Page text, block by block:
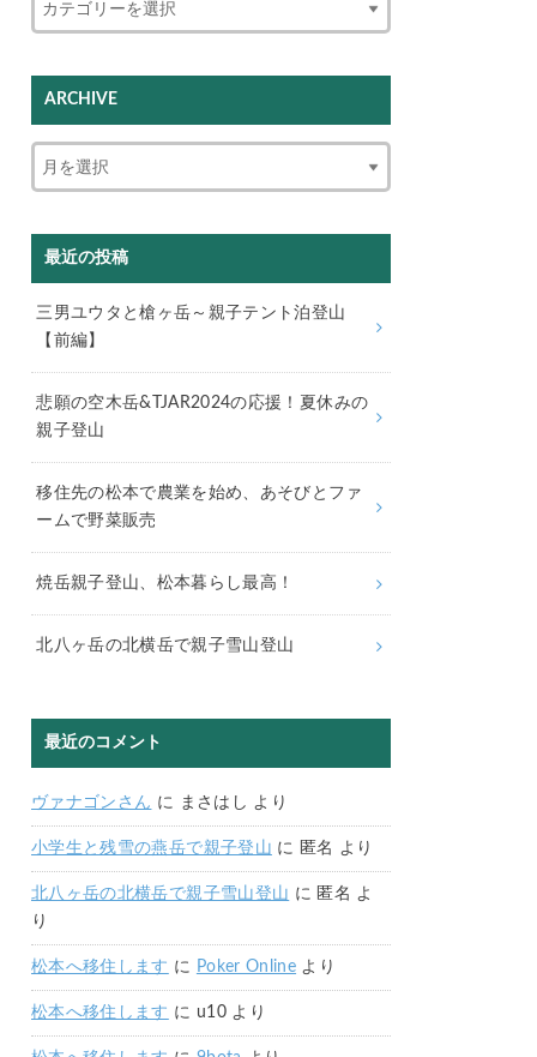
ARCHIVE
最近の投稿
三男ユウタと槍ヶ岳～親子テント泊登山
【前編】
悲願の空木岳&TJAR2024の応援！夏休みの
親子登山
移住先の松本で農業を始め、あそびとファ
ームで野菜販売
焼岳親子登山、松本暮らし最高！
北八ヶ岳の北横岳で親子雪山登山
最近のコメント
ヴァナゴンさん に まさはし より
小学生と残雪の燕岳で親子登山 に 匿名 より
北八ヶ岳の北横岳で親子雪山登山 に 匿名 よ
り
松本へ移住します に Poker Online より
松本へ移住します に u10より